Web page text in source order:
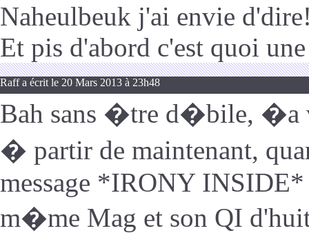
Naheulbeuk j'ai envie
Et pis d'abord c'est quoi
Raff a écrit le 20 Mars 2013 à 23h48
Bah sans �tre d�bile, �a
� partir de maintenant,
message *IRONY INSIDE*
m�me Mag et son QI